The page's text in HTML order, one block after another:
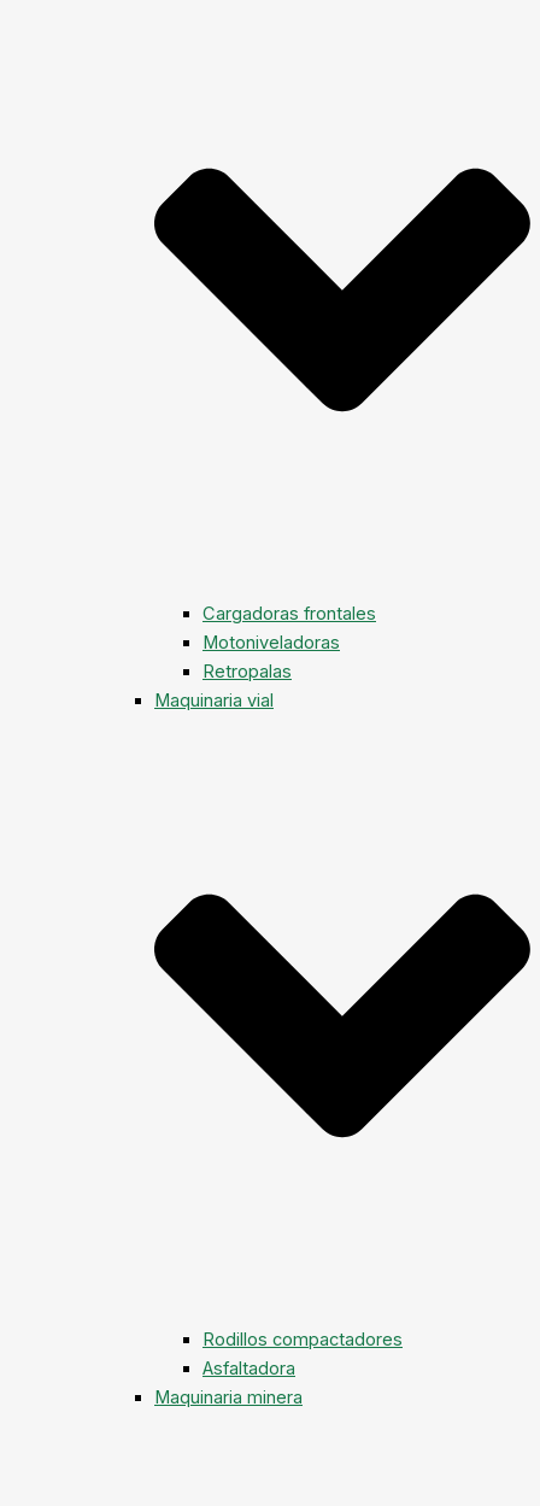
Cargadoras frontales
Motoniveladoras
Retropalas
Maquinaria vial
Rodillos compactadores
Asfaltadora
Maquinaria minera